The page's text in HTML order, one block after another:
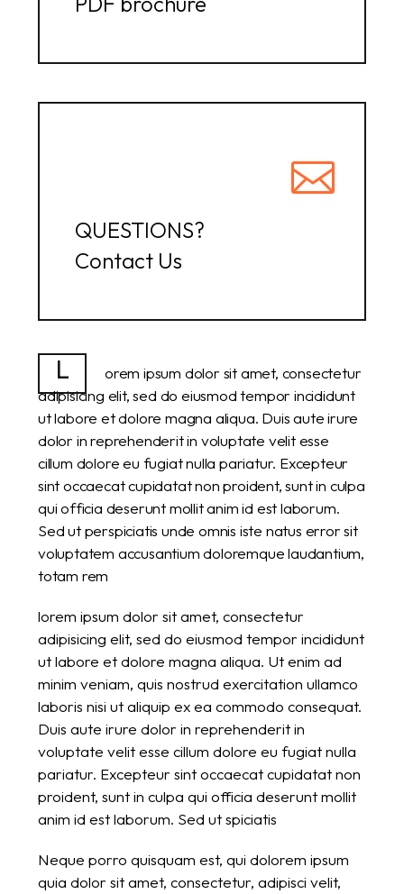
QUESTIONS?
Contact Us
L
orem ipsum dolor sit amet, consectetur
adipisicing elit, sed do eiusmod tempor incididunt
ut labore et dolore magna aliqua. Duis aute irure
dolor in reprehenderit in voluptate velit esse
cillum dolore eu fugiat nulla pariatur. Excepteur
sint occaecat cupidatat non proident, sunt in culpa
qui officia deserunt mollit anim id est laborum.
Sed ut perspiciatis unde omnis iste natus error sit
voluptatem accusantium doloremque laudantium,
totam rem
lorem ipsum dolor sit amet, consectetur
adipisicing elit, sed do eiusmod tempor incididunt
ut labore et dolore magna aliqua. Ut enim ad
minim veniam, quis nostrud exercitation ullamco
laboris nisi ut aliquip ex ea commodo consequat.
Duis aute irure dolor in reprehenderit in
voluptate velit esse cillum dolore eu fugiat nulla
pariatur. Excepteur sint occaecat cupidatat non
proident, sunt in culpa qui officia deserunt mollit
anim id est laborum. Sed ut spiciatis
Neque porro quisquam est, qui dolorem ipsum
quia dolor sit amet, consectetur, adipisci velit,